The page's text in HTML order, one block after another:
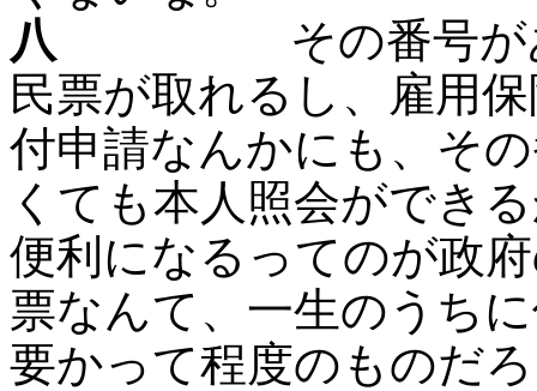
八 その番号があれ
民票が取れるし、雇用
付申請なんかにも、そ
くても本人照会ができ
便利になるってのが政
票なんて、一生のうち
要かって程度のものだ